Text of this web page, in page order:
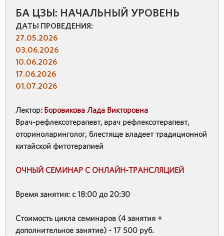
БА ЦЗЫ: НАЧАЛЬНЫЙ УРОВЕНЬ
ДАТЫ ПРОВЕДЕНИЯ:
27.05.2026
03.06.2026
10.06.2026
17.06.2026
01.07.2026
Лектор: Боровикова Лада Викторовна
Врач-рефлексотерапевт, врач рефлексотерапевт,
оториноларинголог, блестяще владеет традиционной
китайской фитотерапией
ОЧНЫЙ СЕМИНАР С ОНЛАЙН-ТРАНСЛЯЦИЕЙ
Время занятия: с 18:00 до 20:30
Стоимость цикла семинаров (4 занятия +
дополнительное занятие) - 17 500 руб.